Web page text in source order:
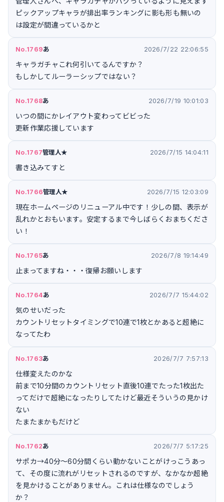
ピックアップキャラが排出率ランキングに影も形も無いの
は設定が間違っているかと
No.1769あ 2026/7/22 22:06:55
キャラガチャこれ何引いてるんですか？
もしかしてルーラーシップではない？
No.1768あ 2026/7/19 10:01:03
いつの間にかレイアウト変わってビビった
更新作業応援しています
No.1767管理人★ 2026/7/15 14:04:11
書き込みてすと
No.1766管理人★ 2026/7/15 12:03:09
現在ホームページのリニューアル中です！少しの間、表示が
乱れかとおもいます。安定するまで今しばらくおまちくださ
い！
No.1765あ 2026/7/8 19:14:49
止まってますね・・・復帰お願いします
No.1764あ 2026/7/7 15:44:02
気のせいだった
カウントリセットタイミングで10連で1枚とかあると超絶に
なってたわ
No.1763あ 2026/7/7 7:57:13
仕様変えたのかな
前まで10分間のカウントリセット直後10連でたった1枚出た
ってだけで超絶になったりしてたけど最近そういうの見かけ
ない
たまたまかもだけど
No.1762あ 2026/7/7 5:17:25
サポカ→40分〜60分間くらい動かないことがけっこうあっ
て、その度に流れがリセットされるのですが、なかなか超絶
を見かけることがありません。これは仕様なのでしょう
か？